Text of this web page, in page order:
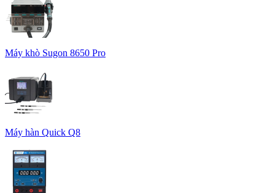
Máy khò Sugon 8650 Pro
Máy hàn Quick Q8